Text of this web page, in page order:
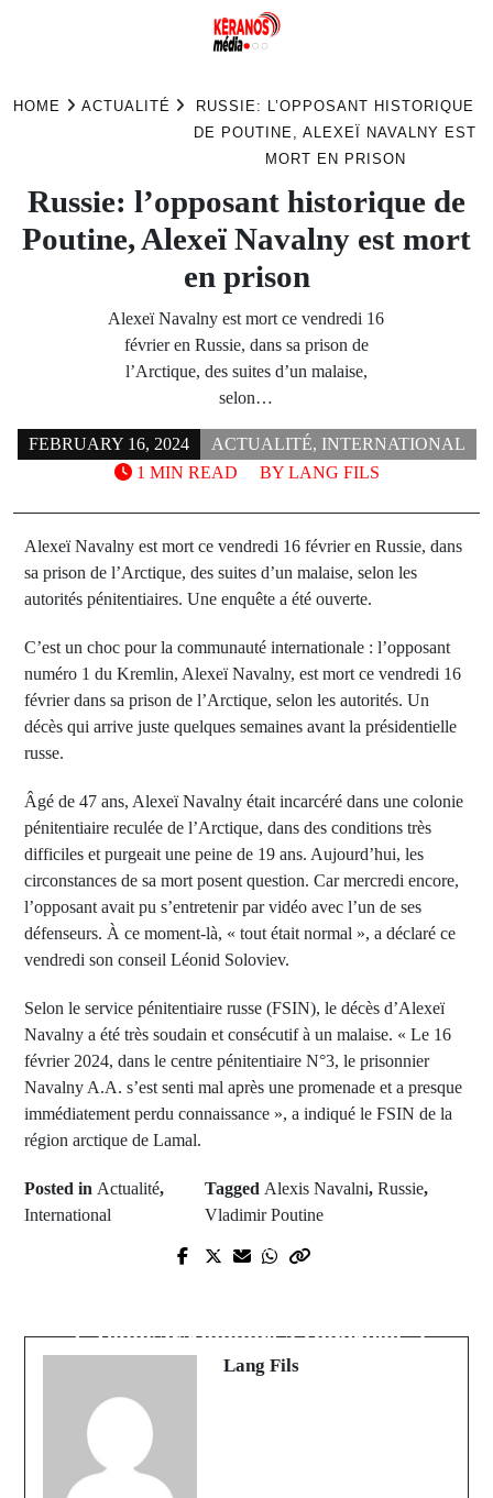
HOME ACTUALITÉ
RUSSIE: L’OPPOSANT HISTORIQUE
DE POUTINE, ALEXEÏ NAVALNY EST
MORT EN PRISON
Russie: l’opposant historique de
Poutine, Alexeï Navalny est mort
en prison
Alexeï Navalny est mort ce vendredi 16
février en Russie, dans sa prison de
l’Arctique, des suites d’un malaise,
selon…
FEBRUARY 16, 2024 ACTUALITÉ, INTERNATIONAL
BY LANG FILS
1 MIN READ
Alexeï Navalny est mort ce vendredi 16 février en Russie, dans
sa prison de l’Arctique, des suites d’un malaise, selon les
autorités pénitentiaires. Une enquête a été ouverte.
C’est un choc pour la communauté internationale : l’opposant
numéro 1 du Kremlin, Alexeï Navalny, est mort ce vendredi 16
février dans sa prison de l’Arctique, selon les autorités. Un
décès qui arrive juste quelques semaines avant la présidentielle
russe.
Âgé de 47 ans, Alexeï Navalny était incarcéré dans une colonie
pénitentiaire reculée de l’Arctique, dans des conditions très
difficiles et purgeait une peine de 19 ans. Aujourd’hui, les
circonstances de sa mort posent question. Car mercredi encore,
l’opposant avait pu s’entretenir par vidéo avec l’un de ses
défenseurs. À ce moment-là, « tout était normal », a déclaré ce
vendredi son conseil Léonid Soloviev.
Selon le service pénitentiaire russe (FSIN), le décès d’Alexeï
Navalny a été très soudain et consécutif à un malaise. « Le 16
février 2024, dans le centre pénitentiaire N°3, le prisonnier
Navalny A.A. s’est senti mal après une promenade et a presque
immédiatement perdu connaissance », a indiqué le FSIN de la
région arctique de Lamal.
Posted in Actualité,
International
Tagged Alexis Navalni, Russie,
Vladimir Poutine
Prev Post
décision du Conseil constitutionnel
Tounkara inhumé à Dindéfélo
Lang Fils